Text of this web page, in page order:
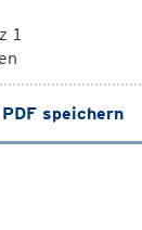
1
speichern